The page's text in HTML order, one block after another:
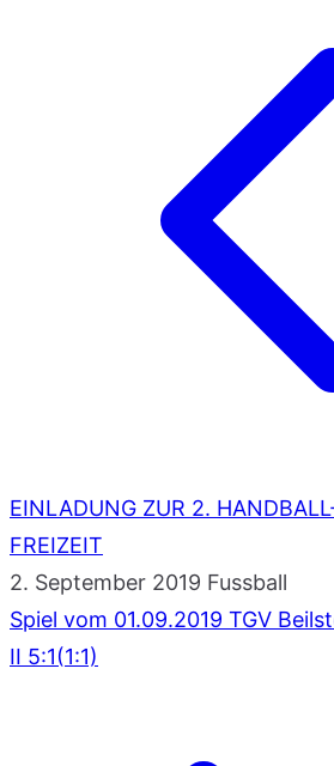
EINLADUNG ZUR 2.
FREIZEIT
2. September 2019 Fussball
Spiel vom 01.09.2019 TGV
II 5:1(1:1)